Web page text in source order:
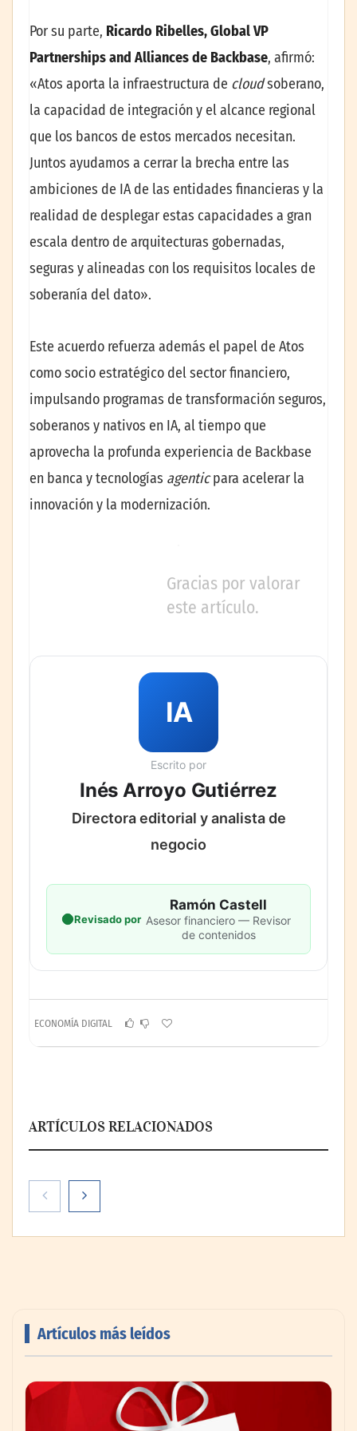
Por su parte, Ricardo Ribelles, Global VP
Partnerships and Alliances de Backbase, afirmó:
«Atos aporta la infraestructura de cloudsoberano,
la capacidad de integración y el alcance regional
que los bancos de estos mercados necesitan.
Juntos ayudamos a cerrar la brecha entre las
ambiciones de IA de las entidades financieras y la
realidad de desplegar estas capacidades a gran
escala dentro de arquitecturas gobernadas,
seguras y alineadas con los requisitos locales de
soberanía del dato».
Este acuerdo refuerza además el papel de Atos
como socio estratégico del sector financiero,
impulsando programas de transformación seguros,
soberanos y nativos en IA, al tiempo que
aprovecha la profunda experiencia de Backbase
en banca y tecnologías agenticpara acelerar la
innovación y la modernización.
Gracias por valorar
este artículo.
IA
Escrito por
Inés Arroyo Gutiérrez
Directora editorial y analista de
negocio
Revisado por
Ramón Castell
Asesor financiero — Revisor
de contenidos
ECONOMÍA DIGITAL
ARTÍCULOS RELACIONADOS
La banca debe modernizar sus sistemas
core sin perder décadas de conocimiento
Artículos más leídos